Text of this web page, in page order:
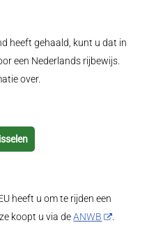
heeft gehaald, kunt u dat in
een Nederlands rijbewijs.
over.
heeft u om te rijden een
koopt u via deANWB